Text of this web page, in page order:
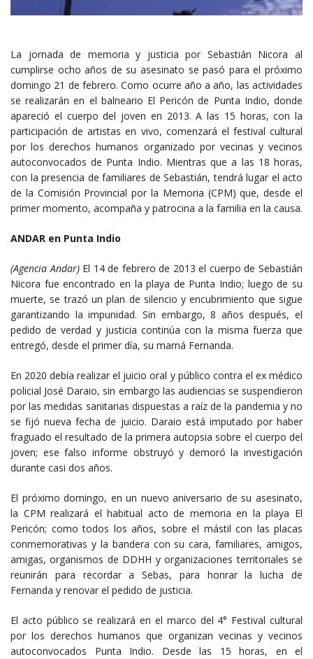
La jornada de memoria y justicia por Sebastián Nicora al
cumplirse ocho años de su asesinato se pasó para el próximo
domingo 21 de febrero. Como ocurre año a año, las actividades
se realizarán en el balneario El Pericón de Punta Indio, donde
apareció el cuerpo del joven en 2013. A las 15 horas, con la
participación de artistas en vivo, comenzará el festival cultural
por los derechos humanos organizado por vecinas y vecinos
autoconvocados de Punta Indio. Mientras que a las 18 horas,
con la presencia de familiares de Sebastián, tendrá lugar el acto
de la Comisión Provincial por la Memoria (CPM) que, desde el
primer momento, acompaña y patrocina a la familia en la causa.
ANDAR en Punta Indio
(Agencia Andar) El 14 de febrero de 2013 el cuerpo de Sebastián
Nicora fue encontrado en la playa de Punta Indio; luego de su
muerte, se trazó un plan de silencio y encubrimiento que sigue
garantizando la impunidad. Sin embargo, 8 años después, el
pedido de verdad y justicia continúa con la misma fuerza que
entregó, desde el primer día, su mamá Fernanda.
En 2020 debía realizar el juicio oral y público contra el ex médico
policial José Daraio, sin embargo las audiencias se suspendieron
por las medidas sanitarias dispuestas a raíz de la pandemia y no
se fijó nueva fecha de juicio. Daraio está imputado por haber
fraguado el resultado de la primera autopsia sobre el cuerpo del
joven; ese falso informe obstruyó y demoró la investigación
durante casi dos años.
El próximo domingo, en un nuevo aniversario de su asesinato,
la CPM realizará el habitual acto de memoria en la playa El
Pericón; como todos los años, sobre el mástil con las placas
conmemorativas y la bandera con su cara, familiares, amigos,
amigas, organismos de DDHH y organizaciones territoriales se
reunirán para recordar a Sebas, para honrar la lucha de
Fernanda y renovar el pedido de justicia.
El acto público se realizará en el marco del 4° Festival cultural
por los derechos humanos que organizan vecinas y vecinos
autoconvocados Punta Indio. Desde las 15 horas, en el